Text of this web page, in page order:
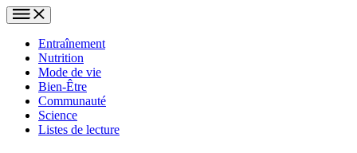
Entraînement
Nutrition
Mode de vie
Bien-Être
Communauté
Science
Listes de lecture